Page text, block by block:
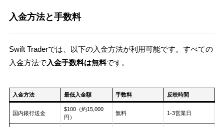
入金方法と手数料
Swift Traderでは、以下の入金方法が利用可能です。すべての
入金方法で入金手数料は無料です。
入金方法 最低入金額 手数料 反映時間
国内銀行送金
$100（約15,000
円）
無料 1-3営業日